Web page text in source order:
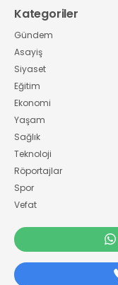
Kategoriler
Gündem
Asayiş
Siyaset
Eğitim
Ekonomi
Yaşam
Sağlık
Teknoloji
Röportajlar
Spor
Vefat